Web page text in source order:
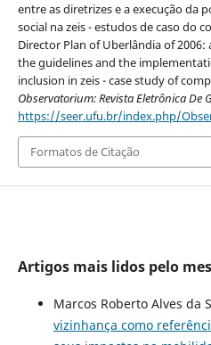
entre as diretrizes e a execução da
social na zeis - estudos de caso do
Director Plan of Uberlândia of
the guidelines and the
inclusion in zeis - case study of
Observatorium: Revista Eletrônica De
https://seer.ufu.br/index.php/
Formatos de Citação
Artigos mais lidos pelo
Marcos Roberto Alves da
vizinhança como